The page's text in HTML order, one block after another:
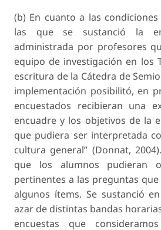
(b) En cuanto a las
las que se sustanció la
administrada por profesores
equipo de investigación en los
escritura de la Cátedra de
implementación posibilitó, en
encuestados recibieran una
encuadre y los objetivos de la
que pudiera ser interpretada
cultura general” (Donnat,
que los alumnos pudieran
pertinentes a las preguntas
algunos ítems. Se sustanció
azar de distintas bandas
encuestas que